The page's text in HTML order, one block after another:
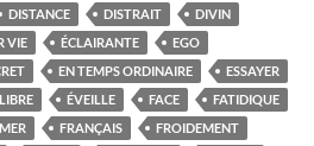
DISTANCE DISTRAIT
DIVIN
VIE ÉCLAIRANTE
EGO
EN TEMPS ORDINAIRE
ESSAYER
ÉVEILLE FACE
FATIDIQUE
FRANÇAIS
FROIDEMENT